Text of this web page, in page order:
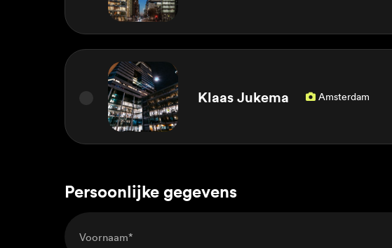
Klaas Jukema  Amsterdam
Persoonlijke gegevens